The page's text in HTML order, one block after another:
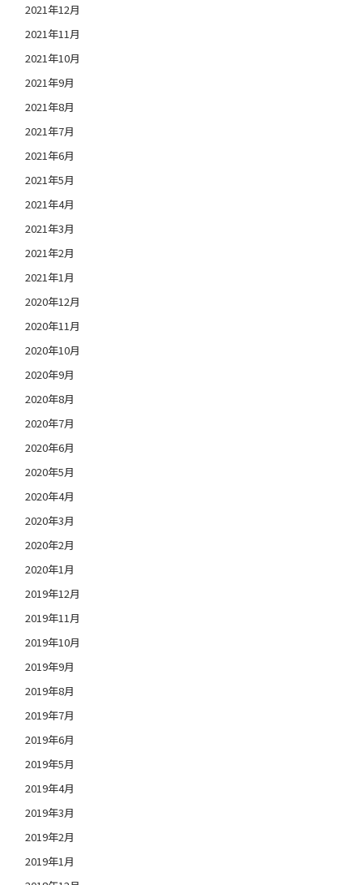
2021年12月
2021年11月
2021年10月
2021年9月
2021年8月
2021年7月
2021年6月
2021年5月
2021年4月
2021年3月
2021年2月
2021年1月
2020年12月
2020年11月
2020年10月
2020年9月
2020年8月
2020年7月
2020年6月
2020年5月
2020年4月
2020年3月
2020年2月
2020年1月
2019年12月
2019年11月
2019年10月
2019年9月
2019年8月
2019年7月
2019年6月
2019年5月
2019年4月
2019年3月
2019年2月
2019年1月